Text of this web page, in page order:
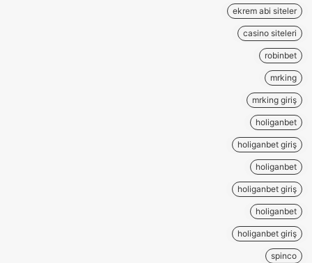
ekrem abi siteler
casino siteleri
robinbet
mrking
mrking giriş
holiganbet
holiganbet giriş
holiganbet
holiganbet giriş
holiganbet
holiganbet giriş
spinco